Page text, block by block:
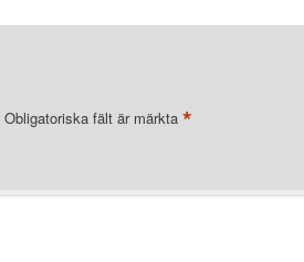
Obligatoriska fält är märkta *